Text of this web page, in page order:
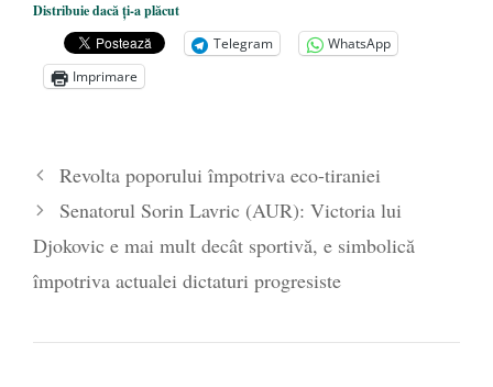
Distribuie dacă ți-a plăcut
Telegram
WhatsApp
Imprimare
Revolta poporului împotriva eco-tiraniei
Senatorul Sorin Lavric (AUR): Victoria lui
Djokovic e mai mult decât sportivă, e simbolică
împotriva actualei dictaturi progresiste